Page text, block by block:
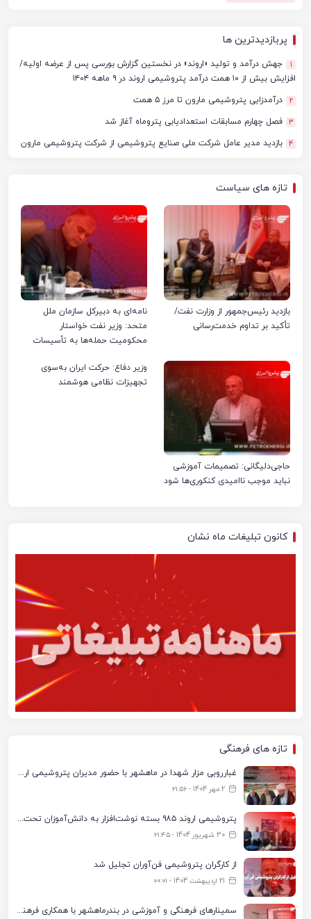
پربازدیدترین ها
1
جهش درآمد و تولید «اروند» در نخستین گزارش بورسی پس از عرضه اولیه/
افزایش بیش از ۱۰ همت درآمد پتروشیمی اروند در ۹ ماهه ۱۴۰۴
2 درآمدزایی پتروشیمی مارون تا مرز ۵ همت
3 فصل چهارم مسابقات استعدادیابی پتروماه آغاز شد
4 بازدید مدیر عامل شرکت ملی صنایع پتروشیمی از شرکت پتروشیمی مارون
تازه های سیاست
بازدید رئیس‌جمهور از وزارت نفت/
تأکید بر تداوم خدمت‌رسانی
نامه‌ای به دبیرکل سازمان ملل
متحد: وزیر نفت خواستار
محکومیت حمله‌ها به تأسیسات
حاجی‌دلیگانی: تصمیمات آموزشی
نباید موجب ناامیدی کنکوری‌ها شود
وزیر دفاع: حرکت ایران به‌سوی
تجهیزات نظامی هوشمند
کانون تبلیغات ماه نشان
تازه های فرهنگی
غبارروبی مزار شهدا در ماهشهر با حضور مدیران پتروشیمی اروند و مسئولان شهری
2 مهر 1404 - ۲۱:۵۶
پتروشیمی اروند ۹۸۵ بسته نوشت‌افزار به دانش‌آموزان تحت پوشش کمیته امداد بندرماهشهر اهدا کرد
30 شهریور 1404 - ۲۱:۴۵
از کارگران پتروشیمی فن‌آوران تجلیل شد
21 اردیبهشت 1404 - ۰۰:۰۱
سمینارهای فرهنگی و آموزشی در بندرماهشهر با همکاری فرهنگ‌سرای پتروشیمی مارون